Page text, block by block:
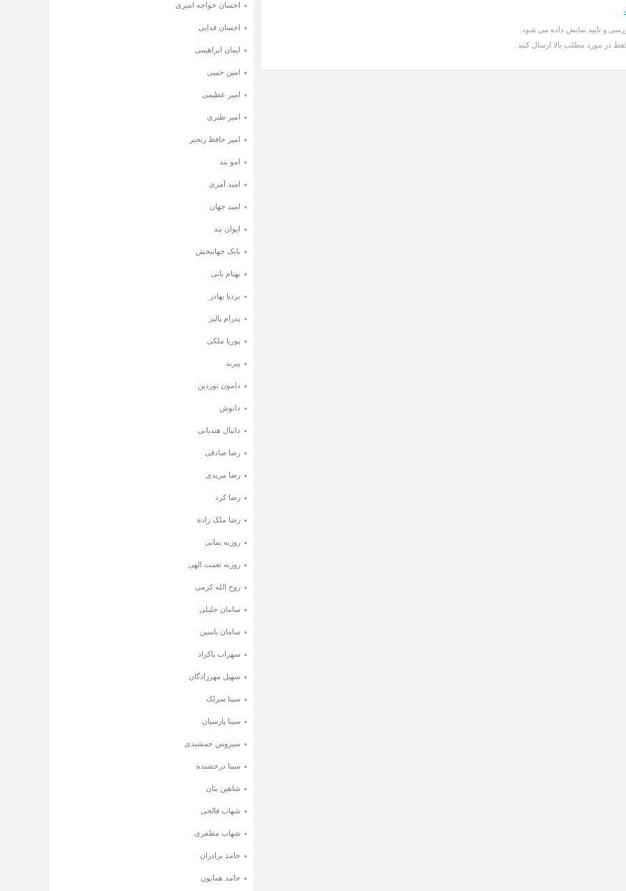
و تایید نمایش داده می شود.
در مورد مطلب بالا ارسال کنید.
احسان خواجه امیری
احسان فدایی
ایمان ابراهیمی
امین حبیبی
امیر عظیمی
امیر طبری
امیر حافظ رنجبر
امو بند
امید آمری
امید جهان
ایوان بند
بابک جهانبخش
بهنام بانی
بردیا بهادر
پدرام پالیز
پوریا ملکی
پیربد
دامون نوردین
دانوش
دانیال هندیانی
رضا صادقی
رضا مریدی
رضا کرد
رضا ملک زاده
روزبه بمانی
روزبه نعمت الهی
روح الله کرمی
سامان جلیلی
سامان یاسین
سهراب پاکزاد
سهیل مهرزادگان
سینا سرلک
سینا پارسیان
سیروس جمشیدی
سینا درخشنده
شاهین بنان
شهاب فالجی
شهاب مظفری
حامد برادران
حامد همایون